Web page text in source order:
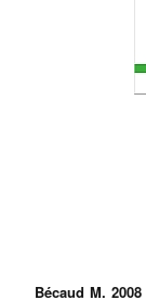
Bécaud M. 2008